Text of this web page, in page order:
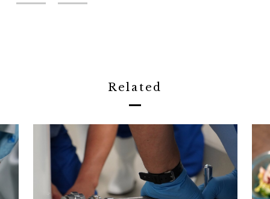
Related